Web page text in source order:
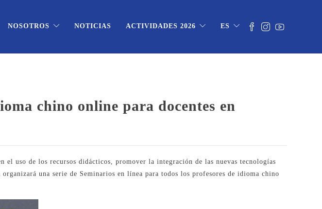
NOSOTROS NOTICIAS ACTIVIDADES 2026 ES
chino online para docentes en
uso de los recursos didácticos, promover la integración de las nuevas tecnologías
una serie de Seminarios en línea para todos los profesores de idioma chino